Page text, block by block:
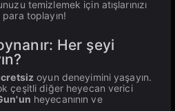
temizlemek için atışlarınızı
toplayın!
Her şeyi
oyun deneyimini yaşayın.
çeşitli diğer heyecan verici
heyecanının ve